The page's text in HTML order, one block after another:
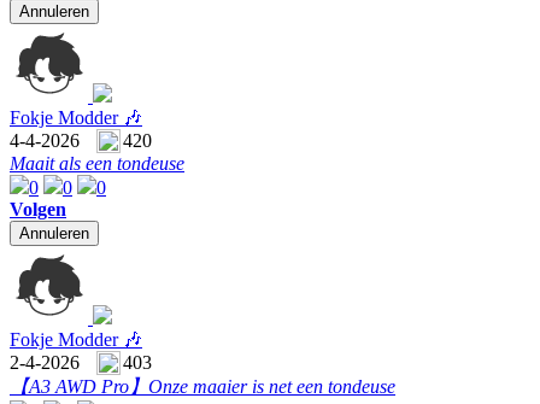
Annuleren
Fokje Modder 🎶
4-4-2026
420
Maait als een tondeuse
0
0
0
Volgen
Annuleren
Fokje Modder 🎶
2-4-2026
403
【A3 AWD Pro】 Onze maaier is net een tondeuse